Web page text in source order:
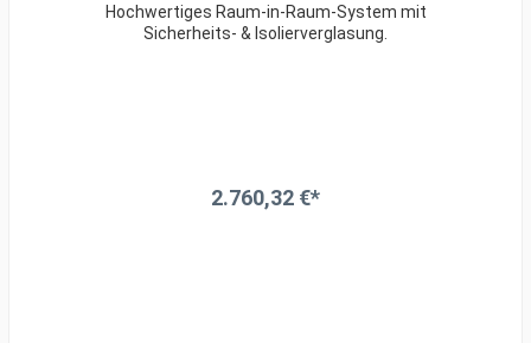
Hochwertiges Raum-in-Raum-System mit
Sicherheits- & Isolierverglasung.
2.760,32 €*